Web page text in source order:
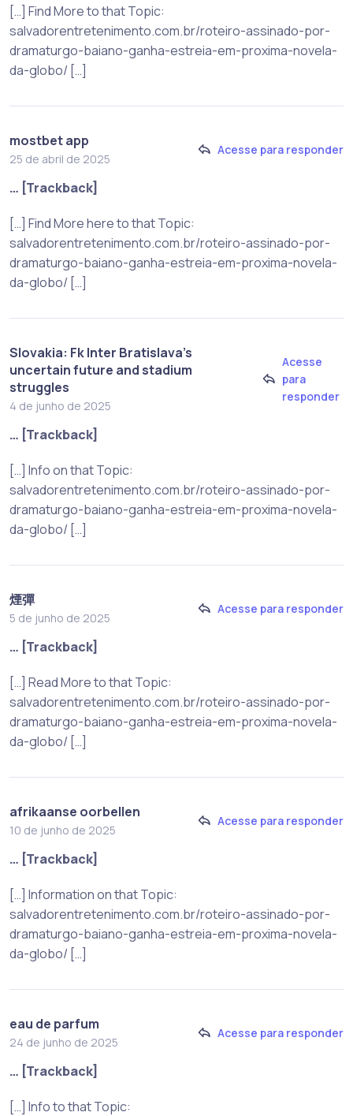
[…] Find More to that Topic:
salvadorentretenimento.com.br/roteiro-assinado-por-
dramaturgo-baiano-ganha-estreia-em-proxima-novela-
da-globo/ […]
mostbet app
25 de abril de 2025
Acesse para responder
… [Trackback]
[…] Find More here to that Topic:
salvadorentretenimento.com.br/roteiro-assinado-por-
dramaturgo-baiano-ganha-estreia-em-proxima-novela-
da-globo/ […]
Slovakia: Fk Inter Bratislava’s
uncertain future and stadium
struggles
4 de junho de 2025
Acesse
para
responder
… [Trackback]
[…] Info on that Topic:
salvadorentretenimento.com.br/roteiro-assinado-por-
dramaturgo-baiano-ganha-estreia-em-proxima-novela-
da-globo/ […]
煙彈
5 de junho de 2025
Acesse para responder
… [Trackback]
[…] Read More to that Topic:
salvadorentretenimento.com.br/roteiro-assinado-por-
dramaturgo-baiano-ganha-estreia-em-proxima-novela-
da-globo/ […]
afrikaanse oorbellen
10 de junho de 2025
Acesse para responder
… [Trackback]
[…] Information on that Topic:
salvadorentretenimento.com.br/roteiro-assinado-por-
dramaturgo-baiano-ganha-estreia-em-proxima-novela-
da-globo/ […]
eau de parfum
24 de junho de 2025
Acesse para responder
… [Trackback]
[…] Info to that Topic: